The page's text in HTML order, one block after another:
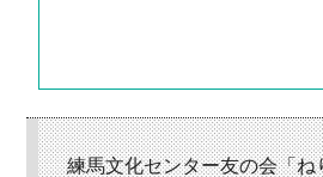
練馬文化センター友の会「